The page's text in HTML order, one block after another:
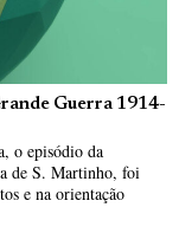
Guerra 1914-
o episódio da
de S. Martinho, foi
e na orientação